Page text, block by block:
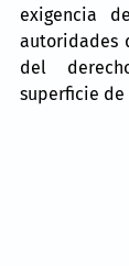
exigencia
autoridades
del
superficie